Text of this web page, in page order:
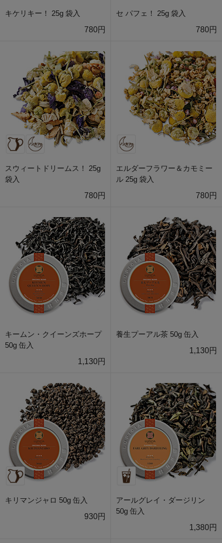
キケリキー！ 25g 袋入
780円
セ パフェ！ 25g 袋入
780円
スウィートドリームス！ 25g
袋入
780円
エルダーフラワー＆カモミー
ル 25g 袋入
780円
キームン・クイーンズホープ
50g 缶入
1,130円
養生プーアル茶 50g 缶入
1,130円
キリマンジャロ 50g 缶入
930円
アールグレイ・ダージリン
50g 缶入
1,380円